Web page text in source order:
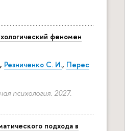
феномен
, Резниченко С. И., Перес
психология. 2027.
подхода в